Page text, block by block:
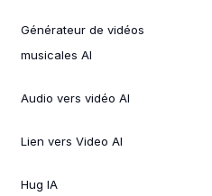
Générateur de vidéos
musicales AI
Audio vers vidéo AI
Lien vers Video AI
Hug IA